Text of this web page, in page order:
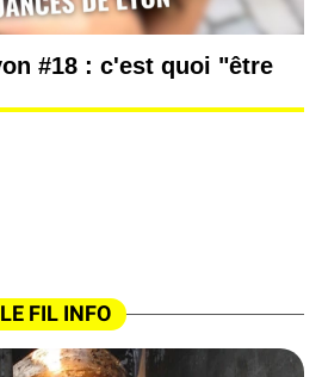
#18 : c'est quoi "être
LE FIL INFO